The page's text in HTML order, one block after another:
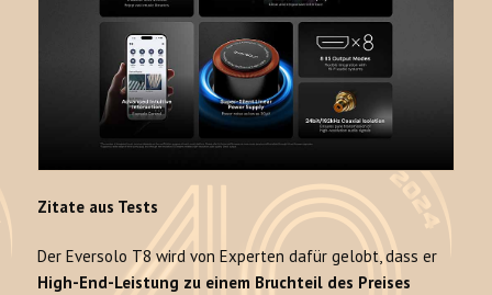
Zitate aus Tests
Der Eversolo T8 wird von Experten dafür gelobt, dass er
High-End-Leistung zu einem Bruchteil des Preises